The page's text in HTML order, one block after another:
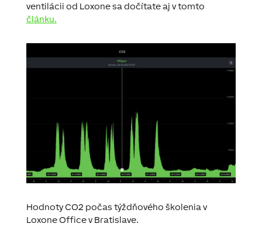
ventilácii od Loxone sa dočítate aj v tomto
článku.
Hodnoty CO2 počas týždňového školenia v
Loxone Office v Bratislave.